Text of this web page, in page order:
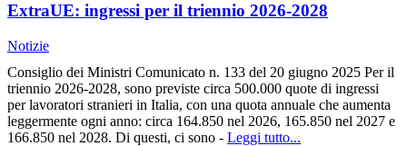
ExtraUE: ingressi per il triennio 2026-2028
Notizie
Consiglio dei Ministri Comunicato n. 133 del 20 giugno 2025 Per il
triennio 2026-2028, sono previste circa 500.000 quote di ingressi
per lavoratori stranieri in Italia, con una quota annuale che aumenta
leggermente ogni anno: circa 164.850 nel 2026, 165.850 nel 2027 e
166.850 nel 2028. Di questi, ci sono - Leggi tutto...